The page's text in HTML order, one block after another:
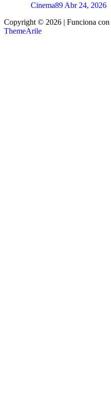
Cinema89 Abr 24, 2026
Copyright © 2026 | Funciona con
ThemeArile